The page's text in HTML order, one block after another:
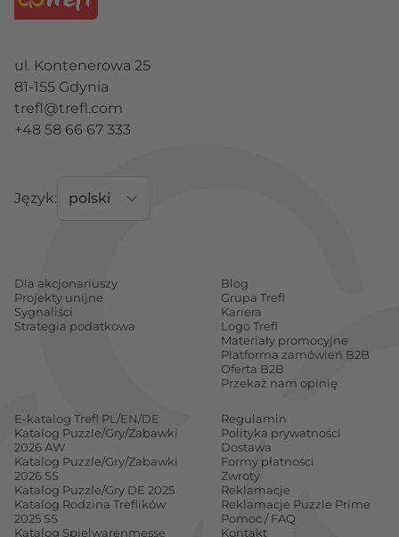
ul. Kontenerowa 25
81-155 Gdynia
trefl@trefl.com
+48 58 66 67 333
Język:
Dla akcjonariuszy
Projekty unijne
Sygnaliści
Strategia podatkowa
Blog
Grupa Trefl
Kariera
Logo Trefl
Materiały promocyjne
Platforma zamówień B2B
Oferta B2B
Przekaż nam opinię
E-katalog Trefl PL/EN/DE
Katalog Puzzle/Gry/Zabawki
2026 AW
Katalog Puzzle/Gry/Zabawki
2026 SS
Katalog Puzzle/Gry DE 2025
Katalog Rodzina Treflików
2025 SS
Katalog Spielwarenmesse
Regulamin
Polityka prywatności
Dostawa
Formy płatności
Zwroty
Reklamacje
Reklamacje Puzzle Prime
Pomoc / FAQ
Kontakt